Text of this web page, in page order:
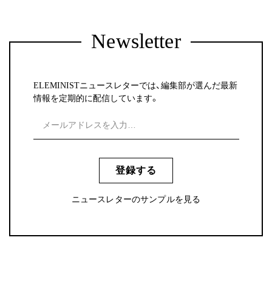
Newsletter
ELEMINISTニュースレターでは、編集部が選んだ最新
情報を定期的に配信しています。
登録する
ニュースレターのサンプルを見る